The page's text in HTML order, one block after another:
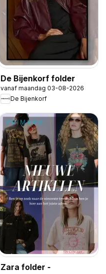
De Bijenkorf folder
vanaf maandag 03-08-2026
De Bijenkorf
Zara folder -